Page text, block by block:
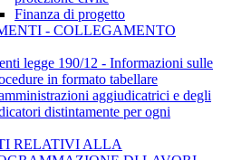
Finanza di progetto
- COLLEGAMENTO
legge 190/12 - Informazioni sulle
in formato tabellare
aggiudicatrici e degli
distintamente per ogni
RELATIVI ALLA